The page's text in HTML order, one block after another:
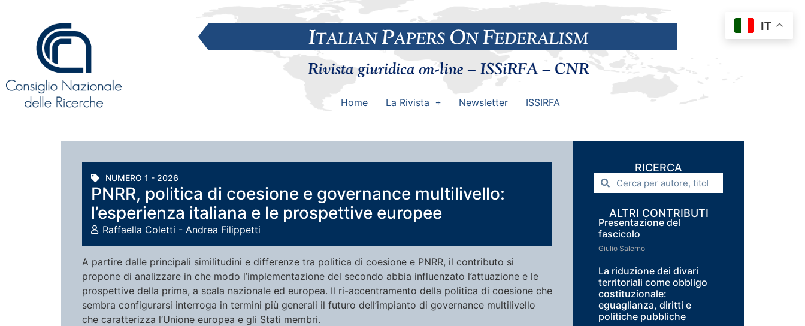
Home La Rivista Newsletter ISSIRFA
NUMERO 1 - 2026
PNRR, politica di coesione e governance multilivello:
l’esperienza italiana e le prospettive europee
Raffaella Coletti - Andrea Filippetti
A partire dalle principali similitudini e differenze tra politica di coesione e PNRR, il contributo si
propone di analizzare in che modo l’implementazione del secondo abbia influenzato l’attuazione e le
prospettive della prima, a scala nazionale ed europea. Il ri-accentramento della politica di coesione che
sembra configurarsi interroga in termini più generali il futuro dell’impianto di governance multilivello
che caratterizza l’Unione europea e gli Stati membri.
RICERCA
ALTRI CONTRIBUTI
Presentazione del
fascicolo
Giulio Salerno
La riduzione dei divari
territoriali come obbligo
costituzionale:
eguaglianza, diritti e
politiche pubbliche
IT